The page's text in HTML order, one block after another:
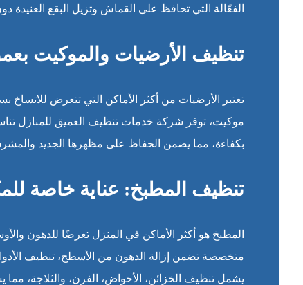
الفعّالة التي تحافظ على القماش وتزيل البقع العنيدة
تنظيف الأرضيات والموكيت
تعتبر الأرضيات من أكثر الأماكن التي تتعرض للاتساخ
موكيت، توفر شركة خدمات تنظيف العميق للمنازل
بكفاءة، مما يضمن الحفاظ على مظهرها الجديد
تنظيف المطبخ: عناية خاصة
المطبخ هو أكثر الأماكن في المنزل تعرضًا للدهون
متخصصة تضمن إزالة الدهون من الأسطح، تنظيف
يشمل تنظيف الخزائن، الأحواض، الفرن، والثلاجة،